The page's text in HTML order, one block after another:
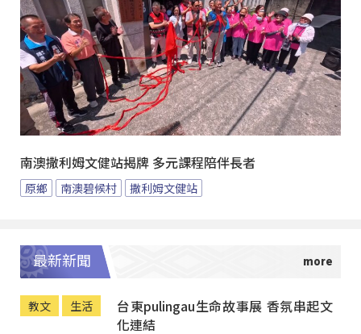
南澳撒利姆文健站揭牌 多元課程陪伴長者
原鄉 南澳碧候村 撒利姆文健站
最新新聞
教文 生活
台東pulingau生命故事展 香氛串起文
化連結